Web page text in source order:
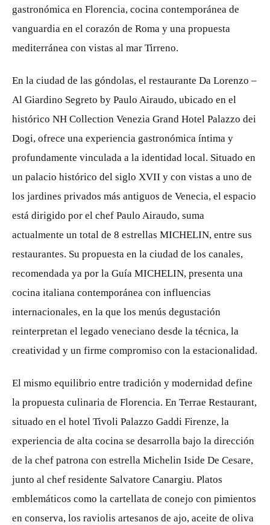
gastronómica en Florencia, cocina contemporánea de
vanguardia en el corazón de Roma y una propuesta
mediterránea con vistas al mar Tirreno.
En la ciudad de las góndolas, el restaurante Da Lorenzo –
Al Giardino Segreto by Paulo Airaudo, ubicado en el
histórico NH Collection Venezia Grand Hotel Palazzo dei
Dogi, ofrece una experiencia gastronómica íntima y
profundamente vinculada a la identidad local. Situado en
un palacio histórico del siglo XVII y con vistas a uno de
los jardines privados más antiguos de Venecia, el espacio
está dirigido por el chef Paulo Airaudo, suma
actualmente un total de 8 estrellas MICHELIN, entre sus
restaurantes. Su propuesta en la ciudad de los canales,
recomendada ya por la Guía MICHELIN, presenta una
cocina italiana contemporánea con influencias
internacionales, en la que los menús degustación
reinterpretan el legado veneciano desde la técnica, la
creatividad y un firme compromiso con la estacionalidad.
El mismo equilibrio entre tradición y modernidad define
la propuesta culinaria de Florencia. En Terrae Restaurant,
situado en el hotel Tivoli Palazzo Gaddi Firenze, la
experiencia de alta cocina se desarrolla bajo la dirección
de la chef patrona con estrella Michelin Iside De Cesare,
junto al chef residente Salvatore Canargiu. Platos
emblemáticos como la cartellata de conejo con pimientos
en conserva, los raviolis artesanos de ajo, aceite de oliva